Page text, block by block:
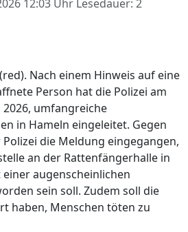
12:03 Uhr Lesedauer: 2
Nach einem Hinweis auf eine
Person hat die Polizei am
2026, umfangreiche
in Hameln eingeleitet. Gegen
die Meldung eingegangen,
an der Rattenfängerhalle in
augenscheinlichen
sein soll. Zudem soll die
haben, Menschen töten zu